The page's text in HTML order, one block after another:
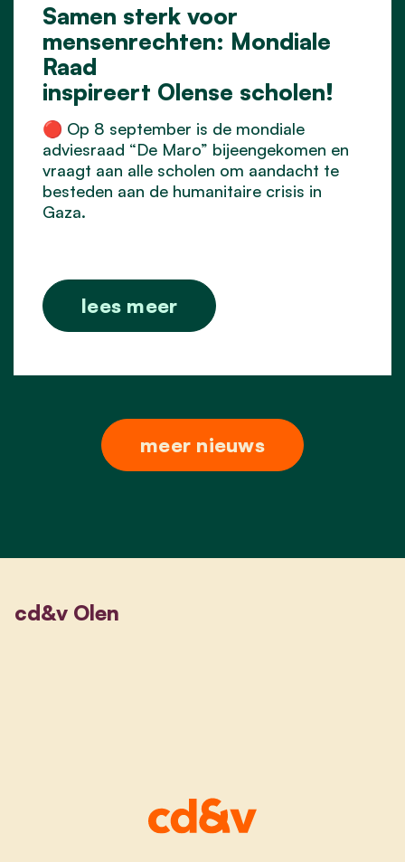
Samen sterk voor
mensenrechten: Mondiale
Raad
inspireert Olense scholen!
🔴 Op 8 september is de mondiale
adviesraad “De Maro” bijeengekomen en
vraagt aan alle scholen om aandacht te
besteden aan de humanitaire crisis in
Gaza.
lees meer
meer nieuws
cd&v Olen